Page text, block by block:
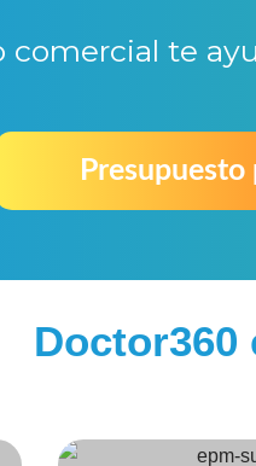
comercial te
Doctor360